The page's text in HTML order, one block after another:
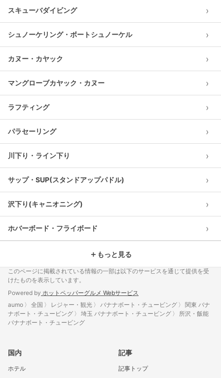
スキューバダイビング ›
シュノーケリング・ボートシュノーケル ›
カヌー・カヤック ›
マングローブカヤック・カヌー ›
ラフティング ›
パラセーリング ›
川下り・ライン下り ›
サップ・SUP(スタンドアップパドル) ›
沢下り(キャニオニング) ›
ホバーボード・フライボード ›
＋ もっと見る
このページに掲載されている情報の一部は以下のサービスを通じて提供を受
けたものを表示しています。
Powered by ホットペッパーグルメ Webサービス
aumo
全国 レジャー・観光 バナナボート・チュービング
関東 バナ
ナボート・チュービング
埼玉 バナナボート・チュービング
所沢・飯能
バナナボート・チュービング
国内
ホテル
記事
記事トップ